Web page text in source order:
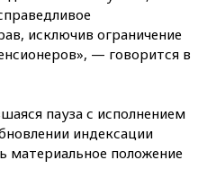
исключив ограничение
— говорится в
пауза с исполнением
индексации
материальное положение